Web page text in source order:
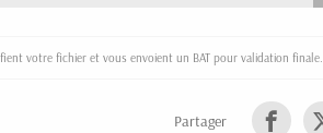
votre fichier et vous envoient un BAT pour validation finale.
Partager